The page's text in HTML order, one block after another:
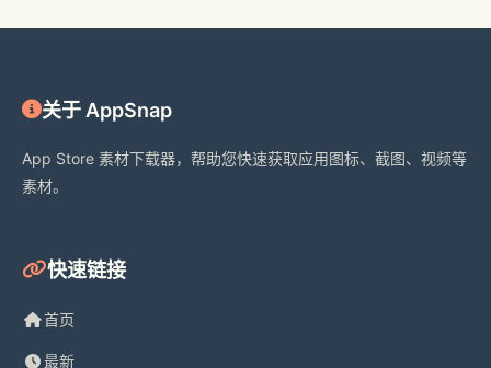
关于 AppSnap
App Store 素材下载器，帮助您快速获取应用图标、截图、视频等
素材。
快速链接
首页
最新